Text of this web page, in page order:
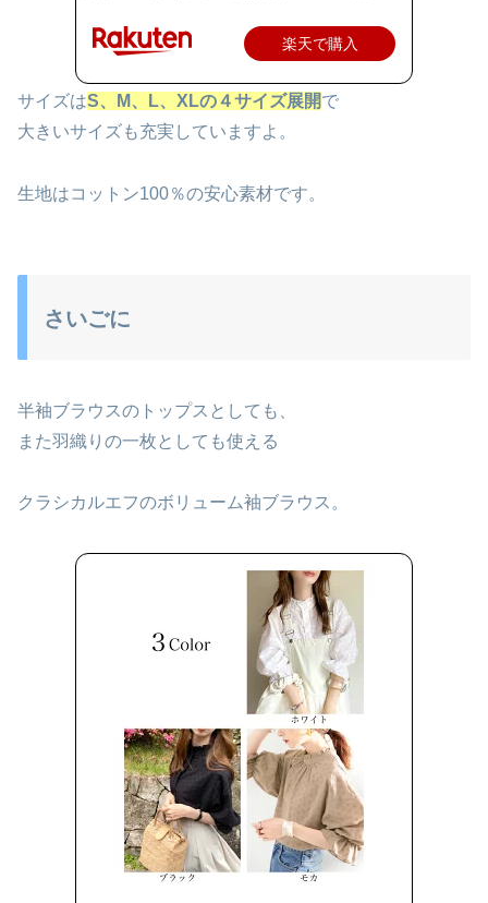
楽天で購入
サイズはS、М、L、XLの４サイズ展開で
大きいサイズも充実していますよ。
生地はコットン100％の安心素材です。
さいごに
半袖ブラウスのトップスとしても、
また羽織りの一枚としても使える
クラシカルエフのボリューム袖ブラウス。